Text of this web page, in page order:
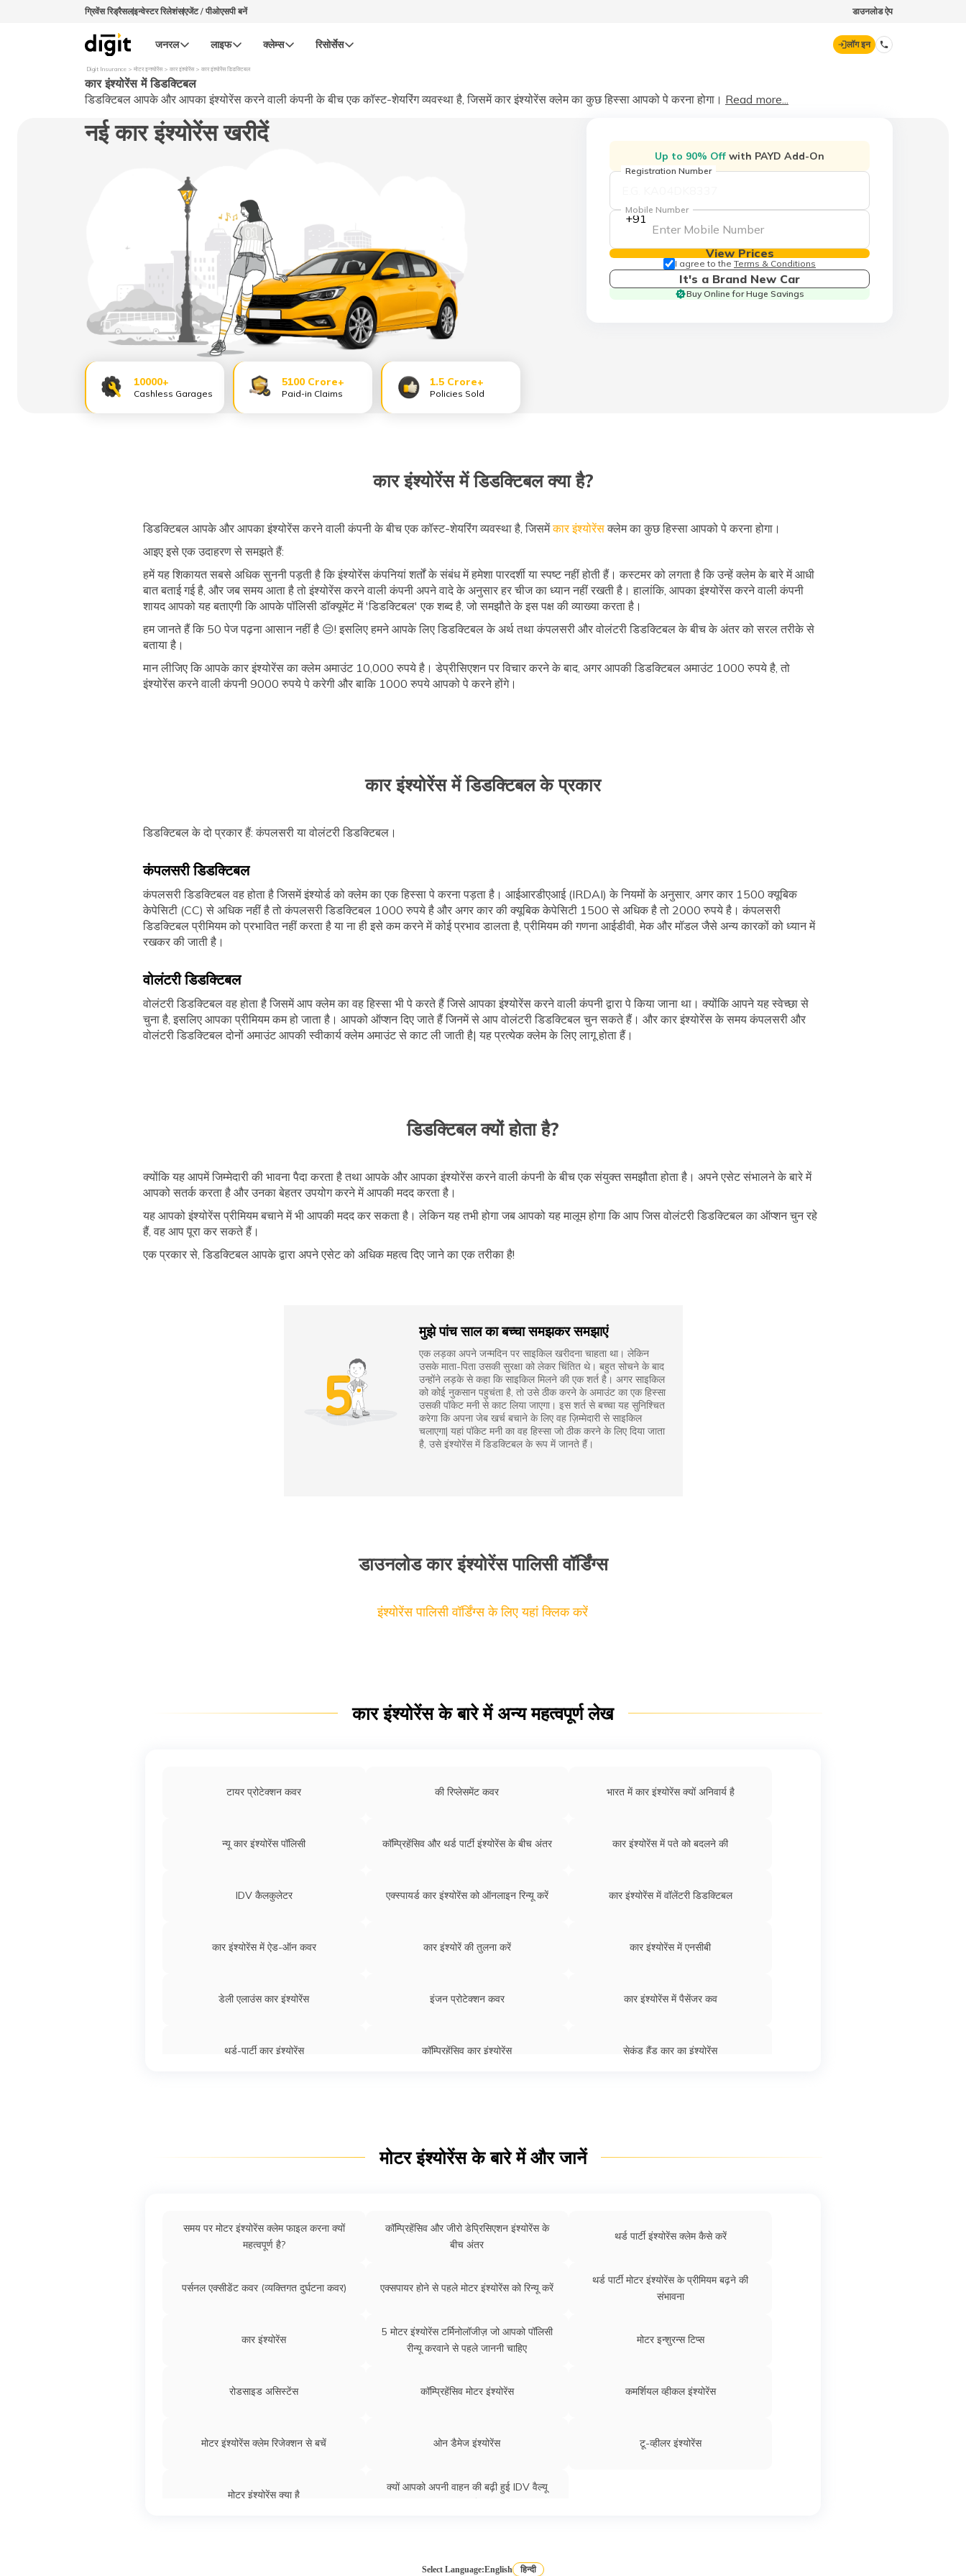
ग्रिवेंस रिड्रैसलइन्वेस्टर रिलेशंसएजेंट / पीओएसपी बनें डाउनलोड ऐप
जनरल लाइफ क्लेम्स रिसोर्सेस लॉग इन
70260 61234
Digit Insurance मोटर इन्श्योरेंस कार इंश्योरेंस कार इंश्योरेंस डिडक्टिबल
कार इंश्योरेंस में डिडक्टिबल
डिडक्टिबल आपके और आपका इंश्योरेंस करने वाली कंपनी के बीच एक कॉस्ट-शेयरिंग व्यवस्था है, जिसमें कार इंश्योरेंस क्लेम का कुछ हिस्सा आपको पे करना होगा। Read more...
नई कार इंश्योरेंस खरीदें
10000+
Cashless Garages
5100 Crore+
Paid-in Claims
1.5 Crore+
Policies Sold
Up to 90% Off with PAYD Add-On
Registration Number
+91
Mobile Number
View Prices
I agree to the Terms & Conditions
It's a Brand New Car
Buy Online for Huge Savings
कार इंश्योरेंस में डिडक्टिबल क्या है?
डिडक्टिबल आपके और आपका इंश्योरेंस करने वाली कंपनी के बीच एक कॉस्ट-शेयरिंग व्यवस्था है, जिसमेंकार इंश्योरेंसक्लेम का कुछ हिस्सा आपको पे करना होगा।
आइए इसे एक उदाहरण से समझते हैं:
हमें यह शिकायत सबसे अधिक सुननी पड़ती है कि इंश्योरेंस कंपनियां शर्तों के संबंध में हमेशा पारदर्शी या स्पष्ट नहीं होती हैं। कस्टमर को लगता है कि उन्हें क्लेम के बारे में आधी
बात बताई गई है, और जब समय आता है तो इंश्योरेंस करने वाली कंपनी अपने वादे के अनुसार हर चीज का ध्यान नहीं रखती है। हालांकि, आपका इंश्योरेंस करने वाली कंपनी
शायद आपको यह बताएगी कि आपके पॉलिसी डॉक्यूमेंट में 'डिडक्टिबल' एक शब्द है, जो समझौते के इस पक्ष की व्याख्या करता है।
हम जानते हैं कि 50 पेज पढ़ना आसान नहीं है 😔! इसलिए हमने आपके लिए डिडक्टिबल के अर्थ तथा कंपलसरी और वोलंटरी डिडक्टिबल के बीच के अंतर को सरल तरीके से
बताया है।
मान लीजिए कि आपके कार इंश्योरेंस का क्लेम अमाउंट 10,000 रुपये है। डेप्रीसिएशन पर विचार करने के बाद, अगर आपकी डिडक्टिबल अमाउंट 1000 रुपये है, तो
इंश्योरेंस करने वाली कंपनी 9000 रुपये पे करेगी और बाकि 1000 रुपये आपको पे करने होंगे।
कार इंश्योरेंस में डिडक्टिबल के प्रकार
डिडक्टिबल के दो प्रकार हैं: कंपलसरी या वोलंटरी डिडक्टिबल।
कंपलसरी डिडक्टिबल
कंपलसरी डिडक्टिबल वह होता है जिसमें इंश्योर्ड को क्लेम का एक हिस्सा पे करना पड़ता है। आईआरडीएआई (IRDAI) के नियमों के अनुसार, अगर कार 1500 क्यूबिक
केपेसिटी (CC) से अधिक नहीं है तो कंपलसरी डिडक्टिबल 1000 रुपये है और अगर कार की क्यूबिक केपेसिटी 1500 से अधिक है तो 2000 रुपये है। कंपलसरी
डिडक्टिबल प्रीमियम को प्रभावित नहीं करता है या ना ही इसे कम करने में कोई प्रभाव डालता है, प्रीमियम की गणना आईडीवी, मेक और मॉडल जैसे अन्य कारकों को ध्यान में
रखकर की जाती है।
वोलंटरी डिडक्टिबल
वोलंटरी डिडक्टिबल वह होता है जिसमें आप क्लेम का वह हिस्सा भी पे करते हैं जिसे आपका इंश्योरेंस करने वाली कंपनी द्वारा पे किया जाना था। क्योंकि आपने यह स्वेच्छा से
चुना है, इसलिए आपका प्रीमियम कम हो जाता है। आपको ऑप्शन दिए जाते हैं जिनमें से आप वोलंटरी डिडक्टिबल चुन सकते हैं। और कार इंश्योरेंस के समय कंपलसरी और
वोलंटरी डिडक्टिबल दोनों अमाउंट आपकी स्वीकार्य क्लेम अमाउंट से काट ली जाती है| यह प्रत्येक क्लेम के लिए लागू होता हैं।
डिडक्टिबल क्यों होता है?
क्योंकि यह आपमें जिम्मेदारी की भावना पैदा करता है तथा आपके और आपका इंश्योरेंस करने वाली कंपनी के बीच एक संयुक्त समझौता होता है। अपने एसेट संभालने के बारे में
आपको सतर्क करता है और उनका बेहतर उपयोग करने में आपकी मदद करता है।
यह आपको इंश्योरेंस प्रीमियम बचाने में भी आपकी मदद कर सकता है। लेकिन यह तभी होगा जब आपको यह मालूम होगा कि आप जिस वोलंटरी डिडक्टिबल का ऑप्शन चुन रहे
हैं, वह आप पूरा कर सकते हैं।
एक प्रकार से, डिडक्टिबल आपके द्वारा अपने एसेट को अधिक महत्व दिए जाने का एक तरीका है!
मुझे पांच साल का बच्चा समझकर समझाएं
एक लड़का अपने जन्मदिन पर साइकिल खरीदना चाहता था। लेकिन
उसके माता-पिता उसकी सुरक्षा को लेकर चिंतित थे। बहुत सोचने के बाद
उन्होंने लड़के से कहा कि साइकिल मिलने की एक शर्त है। अगर साइकिल
को कोई नुकसान पहुचंता है, तो उसे ठीक करने के अमाउंट का एक हिस्सा
उसकी पॉकेट मनी से काट लिया जाएगा। इस शर्त से बच्चा यह सुनिश्चित
करेगा कि अपना जेब खर्च बचाने के लिए वह ज़िम्मेदारी से साइकिल
चलाएगा| यहां पॉकेट मनी का वह हिस्सा जो ठीक करने के लिए दिया जाता
है, उसे इंश्योरेंस में डिडक्टिबल के रूप में जानते हैं।
डाउनलोड कार इंश्योरेंस पालिसी वॉर्डिंग्स
इंश्योरेंस पालिसी वॉर्डिंग्स के लिए यहां क्लिक करें
कार इंश्योरेंस के बारे में अन्य महत्वपूर्ण लेख
टायर प्रोटेक्शन कवर की रिप्लेसमेंट कवर भारत में कार इंश्योरेंस क्यों अनिवार्य है
न्यू कार इंश्योरेंस पॉलिसी कॉम्प्रिहेंसिव और थर्ड पार्टी इंश्योरेंस के बीच अंतर कार इंश्योरेंस में पते को बदलने की
IDV कैलकुलेटर एक्स्पायर्ड कार इंश्योरेंस को ऑनलाइन रिन्यू करें कार इंश्योरेंस में वॉलेंटरी डिडक्टिबल
कार इंश्योरेंस में ऐड-ऑन कवर कार इंश्योरें की तुलना करें कार इंश्योरेंस में एनसीबी
डेली एलाउंस कार इंश्योरेंस इंजन प्रोटेक्शन कवर कार इंश्योरेंस में पैसेंजर कव
थर्ड-पार्टी कार इंश्योरेंस कॉम्प्रिहेंसिव कार इंश्योरेंस सेकंड हैंड कार का इंश्योरेंस
ओन डैमेज कार इंश्योरेंस ज़ीरो डेप्रिसिएशन कार इंश्योरेंस कार इंश्योरेंस क्लेम के खारिज होने के कारण
मोटर इंश्योरेंस के बारे में और जानें
समय पर मोटर इंश्योरेंस क्लेम फाइल करना क्यों
महत्वपूर्ण है?
कॉम्प्रिहेंसिव और जीरो डेप्रिसिएशन इंश्योरेंस के
बीच अंतर
थर्ड पार्टी इंश्योरेंस क्लेम कैसे करें
पर्सनल एक्सीडेंट कवर (व्यक्तिगत दुर्घटना कवर) एक्सपायर होने से पहले मोटर इंश्योरेंस को रिन्यू करें
थर्ड पार्टी मोटर इंश्योरेंस के प्रीमियम बढ़ने की
संभावना
कार इंश्योरेंस
5 मोटर इंश्योरेंस टर्मिनोलॉजीज़ जो आपको पॉलिसी
रीन्यू करवाने से पहले जाननी चाहिए
मोटर इन्शुरन्स टिप्स
रोडसाइड असिस्टेंस कॉम्प्रिहेंसिव मोटर इंश्योरेंस कमर्शियल व्हीकल इंश्योरेंस
मोटर इंश्योरेंस क्लेम रिजेक्शन से बचें ओन डैमेज इंश्योरेंस टू-व्हीलर इंश्योरेंस
मोटर इंश्योरेंस क्या है
क्यों आपको अपनी वाहन की बढ़ी हुई IDV वैल्यू
Select Language:English हिन्दी